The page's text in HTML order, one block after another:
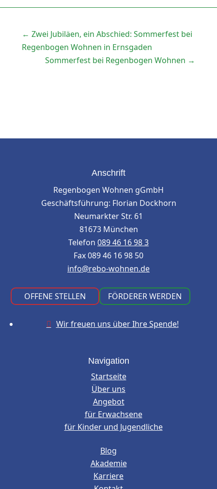
← Zwei Jubiläen, ein Abschied: Sommerfest bei
Regenbogen Wohnen in Ernsgaden
Sommerfest bei Regenbogen Wohnen →
Anschrift
Regenbogen Wohnen gGmbH
Geschäftsführung: Florian Dockhorn
Neumarkter Str. 61
81673 München
Telefon 089 46 16 98 3
Fax 089 46 16 98 50
info@rebo-wohnen.de
OFFENE STELLEN FÖRDERER WERDEN
 Wir freuen uns über Ihre Spende!
Navigation
Startseite
Über uns
Angebot
für Erwachsene
für Kinder und Jugendliche
Blog
Akademie
Karriere